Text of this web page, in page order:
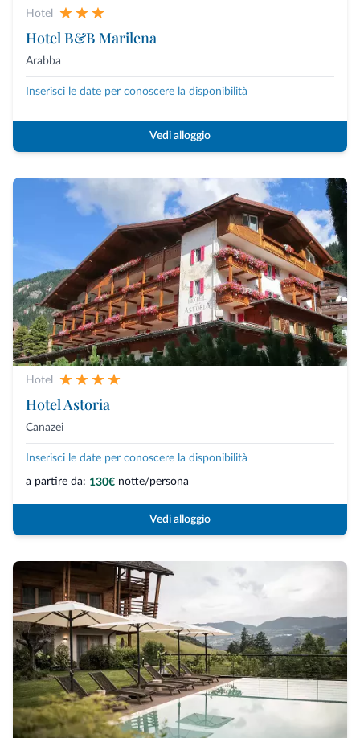
Hotel
Hotel B&B Marilena
Arabba
Inserisci le date per conoscere la disponibilità
Vedi alloggio
Hotel
Hotel Astoria
Canazei
Inserisci le date per conoscere la disponibilità
a partire da: 130€ notte/persona
Vedi alloggio